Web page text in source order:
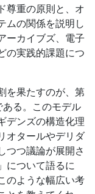
尊重の原則と、オ
ムの関係を説明し
ーカイブズ、電子
の実践的課題につ
を果たすのが、第
る。このモデル
デンズの構造化理
オタールやデリダ
つつ議論が展開さ
について語るに
のような幅広い考